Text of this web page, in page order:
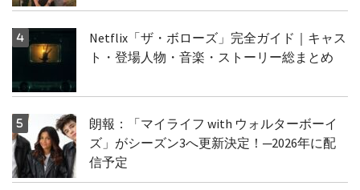
Netflix「ザ・ボローズ」完全ガイド｜キャス
ト・登場人物・音楽・ストーリー総まとめ
朗報：「マイライフ with ウォルターボーイ
ズ」がシーズン3へ更新決定！─2026年に配
信予定